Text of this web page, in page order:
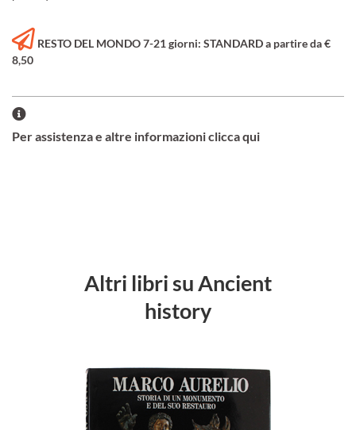
RESTO DEL MONDO 7-21 giorni: STANDARD a partire da €
8,50
Per assistenza e altre informazioni clicca qui
Altri libri su Ancient
history